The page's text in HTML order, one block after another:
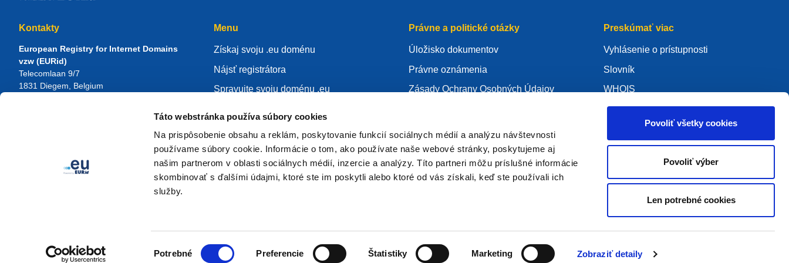
Táto webstránka používa súbory cookies
Na prispôsobenie obsahu a reklám, poskytovanie funkcií sociálnych médií a analýzu návštevnosti
používame súbory cookie. Informácie o tom, ako používate naše webové stránky, poskytujeme aj
našim partnerom v oblasti sociálnych médií, inzercie a analýzy. Títo partneri môžu príslušné informácie
skombinovať s ďalšími údajmi, ktoré ste im poskytli alebo ktoré od vás získali, keď ste používali ich
služby.
Potrebné Preferencie Štatistiky Marketing Zobraziť detaily
Povoliť všetky cookies
Povoliť výber
Len potrebné cookies
Kontakty
European Registry for Internet Domains
vzw (EURid)
Telecomlaan 9/7
1831 Diegem , Belgium
Menu
Získaj svoju .eu doménu
Nájsť registrátora
Spravujte svoju doménu .eu
Staňte sa registrátorom
Právne a politické otázky
Úložisko dokumentov
Právne oznámenia
Zásady Ochrany Osobných Údajov
Articles of Association
EURid Responsible Disclosure Policy
Preskúmať viac
Vyhlásenie o prístupnosti
Slovník
WHOIS
Účet My .eu